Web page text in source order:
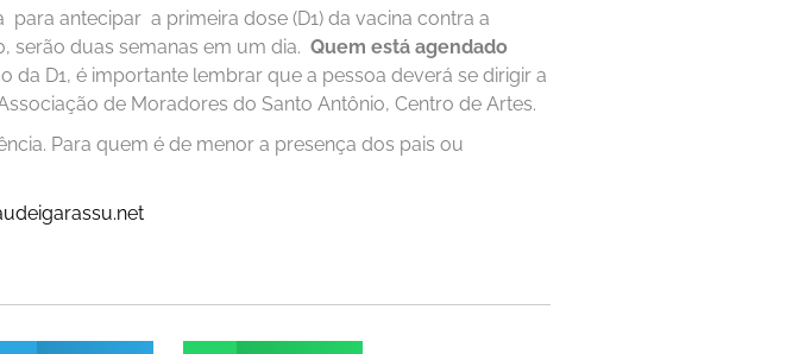
antecipar a primeira dose (D1) da vacina contra a
serão duas semanas em um dia. Quem está agendado
da D1, é importante lembrar que a pessoa deverá se dirigir a
de Moradores do Santo Antônio, Centro de Artes.
Para quem é de menor a presença dos pais ou